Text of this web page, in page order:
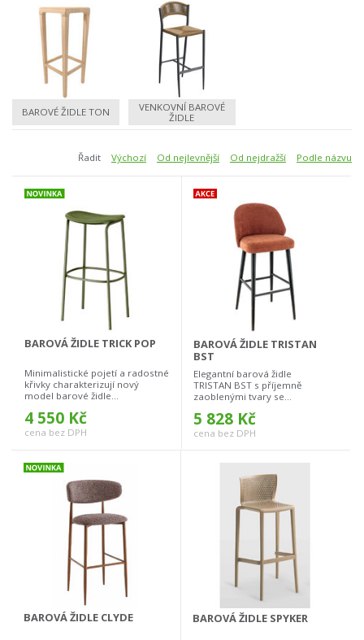
BAROVÉ ŽIDLE TON
VENKOVNÍ BAROVÉ
ŽIDLE
Řadit Výchozí Od nejlevnější Od nejdražší Podle názvu
BAROVÁ ŽIDLE TRICK POP
Minimalistické pojetí a radostné
křivky charakterizují nový
model barové židle...
4 550 Kč
cena bez DPH
BAROVÁ ŽIDLE TRISTAN
BST
Elegantní barová židle
TRISTAN BST s příjemně
zaoblenými tvary se...
5 828 Kč
cena bez DPH
BAROVÁ ŽIDLE CLYDE BAROVÁ ŽIDLE SPYKER